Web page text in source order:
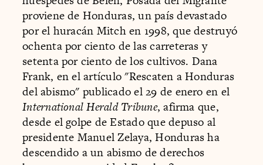
proviene de Honduras, un país devastado
por el huracán Mitch en 1998, que destruyó
ochenta por ciento de las carreteras y
setenta por ciento de los cultivos. Dana
Frank, en el artículo "Rescaten a Honduras
del abismo" publicado el 29 de enero en el
International Herald Tribune, afirma que,
desde el golpe de Estado que depuso al
presidente Manuel Zelaya, Honduras ha
descendido a un abismo de derechos